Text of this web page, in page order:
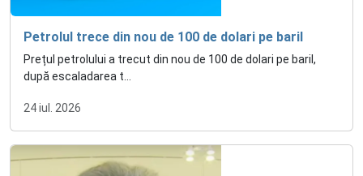
Petrolul trece din nou de 100 de dolari pe baril
Prețul petrolului a trecut din nou de 100 de dolari pe baril,
după escaladarea t...
24 iul. 2026